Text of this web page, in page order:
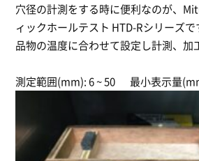
穴径の計測をする時に便利なのが、
ィックホールテスト HTD-Rシリーズで
品物の温度に合わせて設定し計測、加
測定範囲(mm): 6 ~ 50 最小表示量